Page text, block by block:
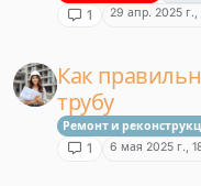
1 29 апр. 2025 г.,
Как
трубу
Ремонт и
1 6 мая 2025 г.,